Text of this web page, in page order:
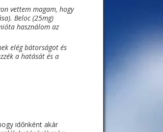
vettem magam, hogy
Beloc (25mg)
használom az
elég bátorságot és
a hatását és a
időnként akár